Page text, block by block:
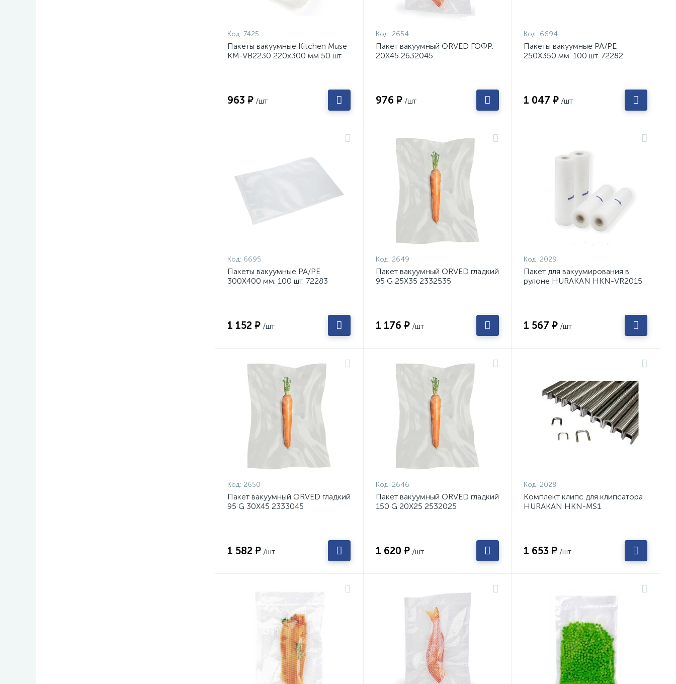
Код: 7425
Пакеты вакуумные Kitchen Muse
KM-VB2230 220х300 мм 50 шт
963 ₽ /шт
Код: 2654
Пакет вакуумный ORVED ГОФР.
20Х45 2632045
976 ₽ /шт
Код: 6694
Пакеты вакуумные PA/PE
250Х350 мм. 100 шт. 72282
1 047 ₽ /шт
Код: 6695
Пакеты вакуумные PA/PE
300Х400 мм. 100 шт. 72283
1 152 ₽ /шт
Код: 2649
Пакет вакуумный ORVED гладкий
95 G 25Х35 2332535
1 176 ₽ /шт
Код: 2029
Пакет для вакуумирования в
рулоне HURAKAN HKN-VR2015
1 567 ₽ /шт
Код: 2650
Пакет вакуумный ORVED гладкий
95 G 30Х45 2333045
1 582 ₽ /шт
Код: 2646
Пакет вакуумный ORVED гладкий
150 G 20Х25 2532025
1 620 ₽ /шт
Код: 2028
Комплект клипс для клипсатора
HURAKAN HKN-MS1
1 653 ₽ /шт